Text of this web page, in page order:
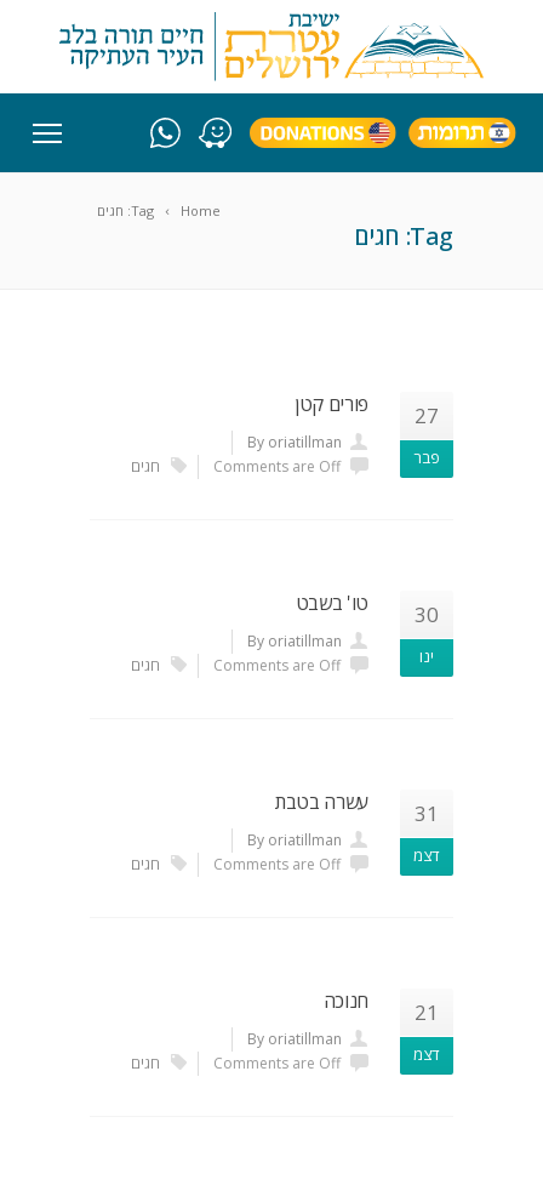
Home Tag: חגים
Tag: חגים
27
פבר
פורים קטן
By oriatillman
Comments are Off
חגים
30
ינו
טו' בשבט
By oriatillman
Comments are Off
חגים
31
דצמ
עשרה בטבת
By oriatillman
Comments are Off
חגים
21
דצמ
חנוכה
By oriatillman
Comments are Off
חגים